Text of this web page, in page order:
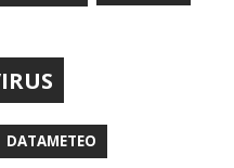
DATAMETEO